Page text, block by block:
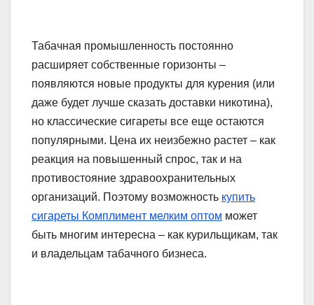
Табачная промышленность постоянно
расширяет собственные горизонты –
появляются новые продукты для курения (или
даже будет лучше сказать доставки никотина),
но классические сигареты все еще остаются
популярными. Цена их неизбежно растет – как
реакция на повышенный спрос, так и на
противостояние здравоохранительных
организаций. Поэтому возможность купить
сигареты Комплимент мелким оптом может
быть многим интересна – как курильщикам, так
и владельцам табачного бизнеса.